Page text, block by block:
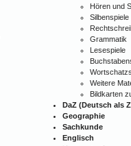
Hören und
Silbenspiele
Grammatik
Lesespiele
Weitere
Bildkarten
DaZ (Deutsch als
Geographie
Sachkunde
Englisch